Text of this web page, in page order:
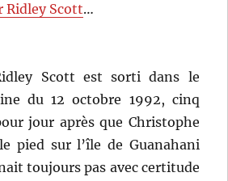
Ridley Scott…
Scott est sorti dans le
du 12 octobre 1992, cinq
jour après que Christophe
pied sur l’île de Guanahani
toujours pas avec certitude